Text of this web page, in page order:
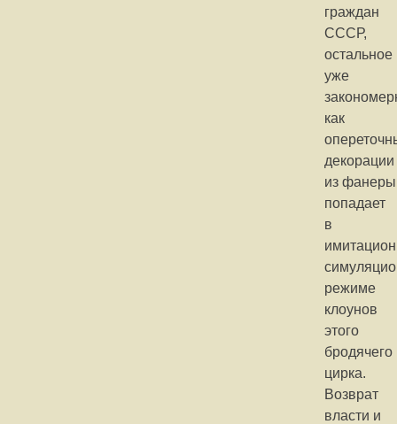
граждан
СССР,
остальное
уже
как
декорации
из фанеры
попадает
в
режиме
клоунов
этого
бродячего
цирка.
Возврат
власти и